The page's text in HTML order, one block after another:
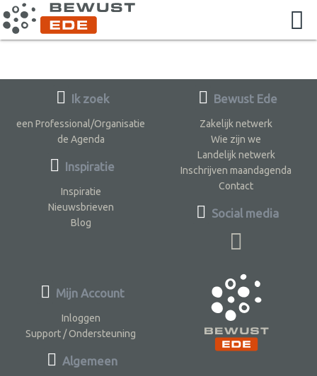
Ik zoek
een Professional/Organisatie
de Agenda
Inspiratie
Inspiratie
Nieuwsbrieven
Blog
Bewust Ede
Zakelijk netwerk
Wie zijn we
Landelijk netwerk
Inschrijven maandagenda
Contact
Social media
Mijn Account
Inloggen
Support / Ondersteuning
Algemeen